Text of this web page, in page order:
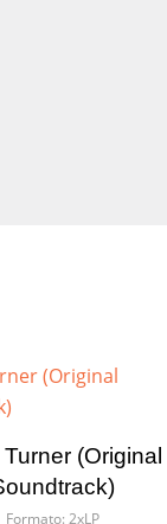
(Original
Formato: 2xLP